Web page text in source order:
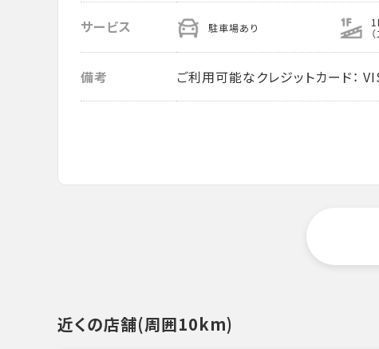
サービス 駐車場あり
備考 ご利用可能なクレジットカード：
近くの店舗(周囲10km)